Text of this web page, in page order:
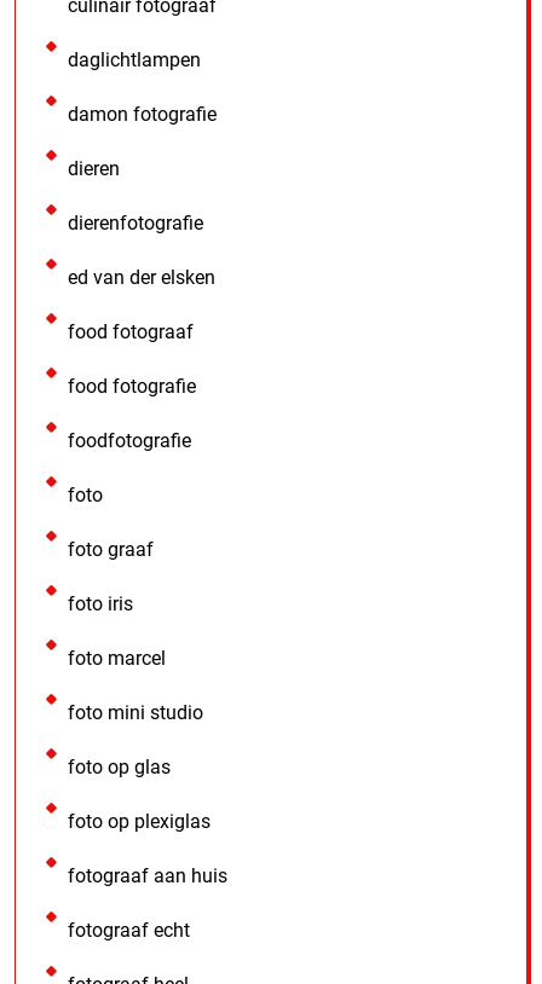
culinair fotograaf
daglichtlampen
damon fotografie
dieren
dierenfotografie
ed van der elsken
food fotograaf
food fotografie
foodfotografie
foto
foto graaf
foto iris
foto marcel
foto mini studio
foto op glas
foto op plexiglas
fotograaf aan huis
fotograaf echt